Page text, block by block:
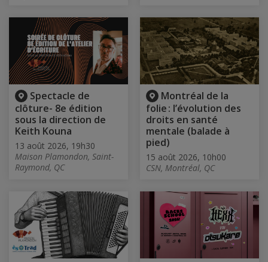
Spectacle de
clôture- 8e édition
sous la direction de
Keith Kouna
13 août 2026, 19h30
Maison Plamondon, Saint-
Raymond, QC
Montréal de la
folie : l’évolution des
droits en santé
mentale (balade à
pied)
15 août 2026, 10h00
CSN, Montréal, QC